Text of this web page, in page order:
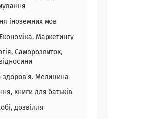
іноземних мов
Маркетингу
Саморозвиток,
здоров'я. Медицина
книги для батьків
дозвілля